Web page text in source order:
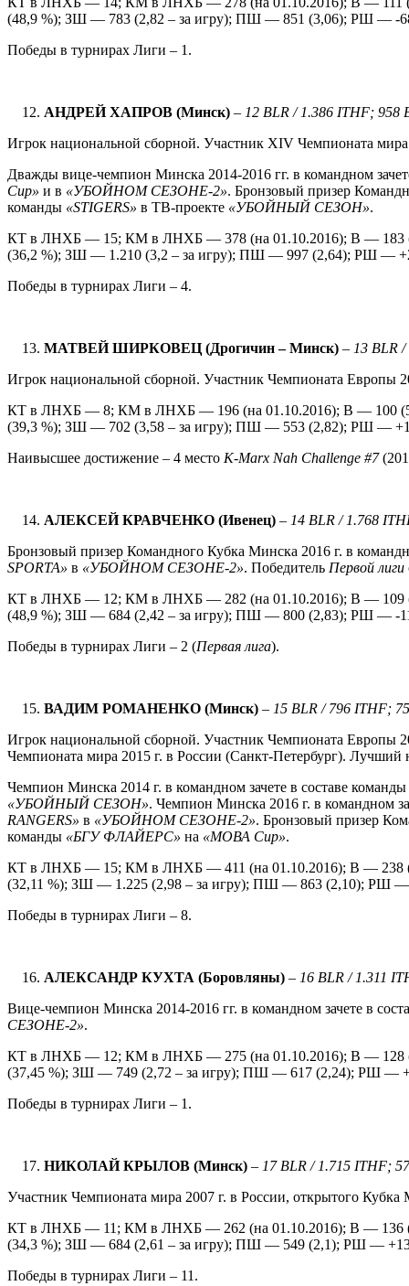
(48,9 %); ЗШ — 783 (2,82 – за игру); ПШ — 851 (3,06); РШ — -
Победы в турнирах Лиги – 1.
АНДРЕЙ ХАПРОВ (Минск) – 12 BLR / 1.386 ITHF; 958
Игрок национальной сборной. Участник XIV Чемпионата
Дважды вице-чемпион Минска 2014-2016 гг. в командном
Cup» и в «УБОЙНОМ СЕЗОНЕ-2». Бронзовый призер
команды «STIGERS» в ТВ-проекте «УБОЙНЫЙ СЕЗОН».
КТ в ЛНХБ — 15; КМ в ЛНХБ — 378 (на 01.10.2016); В — 183
(36,2 %); ЗШ — 1.210 (3,2 – за игру); ПШ — 997 (2,64); РШ —
Победы в турнирах Лиги – 4.
МАТВЕЙ ШИРКОВЕЦ (Дрогичин – Минск) – 13 BLR
Игрок национальной сборной. Участник Чемпионата Европы
КТ в ЛНХБ — 8; КМ в ЛНХБ — 196 (на 01.10.2016); В — 100
(39,3 %); ЗШ — 702 (3,58 – за игру); ПШ — 553 (2,82); РШ —
Наивысшее достижение – 4 место K-Marx Nah Challenge #7
АЛЕКСЕЙ КРАВЧЕНКО (Ивенец) – 14 BLR / 1.768
Бронзовый призер Командного Кубка Минска 2016 г. в
SPORTA» в «УБОЙНОМ СЕЗОНЕ-2». Победитель Первой лиги
КТ в ЛНХБ — 12; КМ в ЛНХБ — 282 (на 01.10.2016); В — 109
(48,9 %); ЗШ — 684 (2,42 – за игру); ПШ — 800 (2,83); РШ — -
Победы в турнирах Лиги – 2 (Первая лига).
ВАДИМ РОМАНЕНКО (Минск) – 15 BLR / 796 ITHF;
Игрок национальной сборной. Участник Чемпионата Европы
Чемпионата мира 2015 г. в России (Санкт-Петербург). Лучший
Чемпион Минска 2014 г. в командном зачете в составе команды
«УБОЙНЫЙ СЕЗОН». Чемпион Минска 2016 г. в командном
RANGERS» в «УБОЙНОМ СЕЗОНЕ-2». Бронзовый призер
команды «БГУ ФЛАЙЕРС» на «МОВА Cup».
КТ в ЛНХБ — 15; КМ в ЛНХБ — 411 (на 01.10.2016); В — 238
(32,11 %); ЗШ — 1.225 (2,98 – за игру); ПШ — 863 (2,10); РШ
Победы в турнирах Лиги – 8.
АЛЕКСАНДР КУХТА (Боровляны) – 16 BLR / 1.311
Вице-чемпион Минска 2014-2016 гг. в командном зачете в
СЕЗОНЕ-2».
КТ в ЛНХБ — 12; КМ в ЛНХБ — 275 (на 01.10.2016); В — 128
(37,45 %); ЗШ — 749 (2,72 – за игру); ПШ — 617 (2,24); РШ —
Победы в турнирах Лиги – 1.
НИКОЛАЙ КРЫЛОВ (Минск) – 17 BLR / 1.715 ITHF;
Участник Чемпионата мира 2007 г. в России, открытого Кубка
КТ в ЛНХБ — 11; КМ в ЛНХБ — 262 (на 01.10.2016); В — 136
(34,3 %); ЗШ — 684 (2,61 – за игру); ПШ — 549 (2,1); РШ —
Победы в турнирах Лиги – 11.